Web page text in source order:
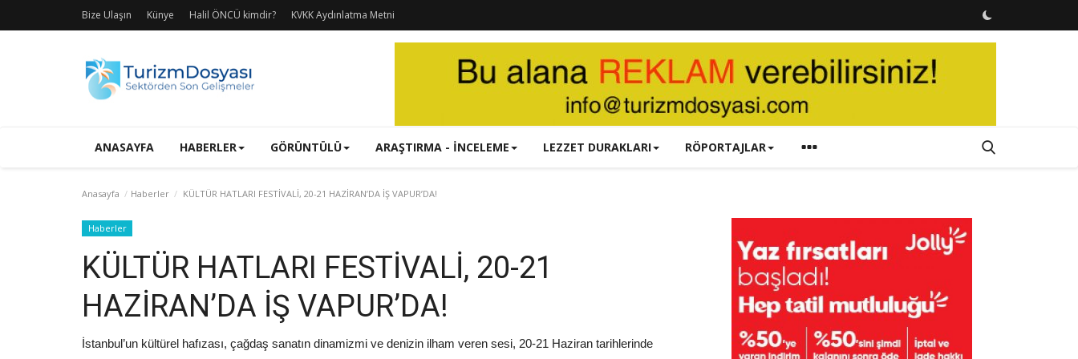
Bize Ulaşın Künye Halil ÖNCÜ kimdir? KVKK Aydınlatma Metni
ANASAYFA HABERLER GÖRÜNTÜLÜ ARAŞTIRMA - İNCELEME LEZZET DURAKLARI RÖPORTAJLAR
Anasayfa Haberler KÜLTÜR HATLARI FESTİVALİ, 20-21 HAZİRAN’DA İŞ VAPUR’DA!
Haberler
KÜLTÜR HATLARI FESTİVALİ, 20-21
HAZİRAN’DA İŞ VAPUR’DA!
İstanbul’un kültürel hafızası, çağdaş sanatın dinamizmi ve denizin ilham veren sesi, 20-21 Haziran tarihlerinde